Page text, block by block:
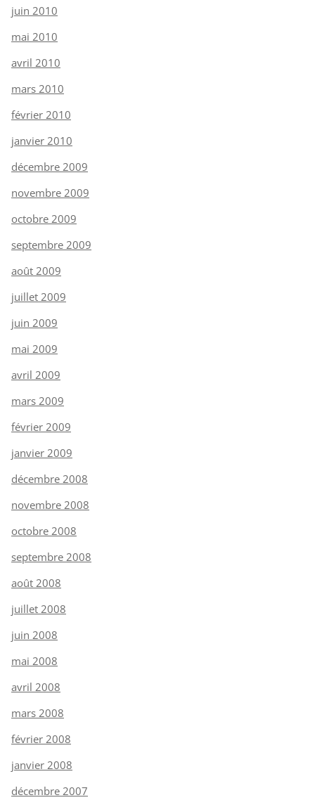
juin 2010
mai 2010
avril 2010
mars 2010
février 2010
janvier 2010
décembre 2009
novembre 2009
octobre 2009
septembre 2009
août 2009
juillet 2009
juin 2009
mai 2009
avril 2009
mars 2009
février 2009
janvier 2009
décembre 2008
novembre 2008
octobre 2008
septembre 2008
août 2008
juillet 2008
juin 2008
mai 2008
avril 2008
mars 2008
février 2008
janvier 2008
décembre 2007